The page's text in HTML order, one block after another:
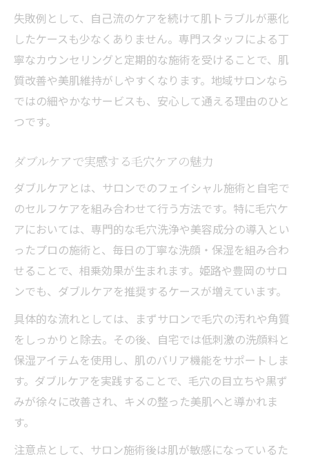
最適
口コミで高評価のダブルケア体験談集
姫路や豊岡のサロン選びで失敗しないコツ
フェイシャルエステでハリ不足を改善する
実例
自宅ケアと組み合わせる美肌習慣
フェイシャルエステと自宅ケアの相乗効果
美肌を育む毎日のダブルケアの続け方
忙しくてもできるフェイシャルケア習慣
自宅でできる簡単な毛穴ケア実践方法
エステとセルフケアを両立するコツ
毛穴やシミに挑むダブルアプローチ
毛穴洗浄とシミ対策のフェイシャルエステ
術
ダブルケアで広がる毛穴ケアの新常識
フェイシャルエステでシミに向き合う方法
姫路や豊岡のサロンで毛穴悩みを解消
失敗例として、自己流のケアを続けて肌トラブルが悪化
したケースも少なくありません。専門スタッフによる丁
寧なカウンセリングと定期的な施術を受けることで、肌
質改善や美肌維持がしやすくなります。地域サロンなら
ではの細やかなサービスも、安心して通える理由のひと
つです。
ダブルケアで実感する毛穴ケアの魅力
ダブルケアとは、サロンでのフェイシャル施術と自宅で
のセルフケアを組み合わせて行う方法です。特に毛穴ケ
アにおいては、専門的な毛穴洗浄や美容成分の導入とい
ったプロの施術と、毎日の丁寧な洗顔・保湿を組み合わ
せることで、相乗効果が生まれます。姫路や豊岡のサロ
ンでも、ダブルケアを推奨するケースが増えています。
具体的な流れとしては、まずサロンで毛穴の汚れや角質
をしっかりと除去。その後、自宅では低刺激の洗顔料と
保湿アイテムを使用し、肌のバリア機能をサポートしま
す。ダブルケアを実践することで、毛穴の目立ちや黒ず
みが徐々に改善され、キメの整った美肌へと導かれま
す。
注意点として、サロン施術後は肌が敏感になっているた